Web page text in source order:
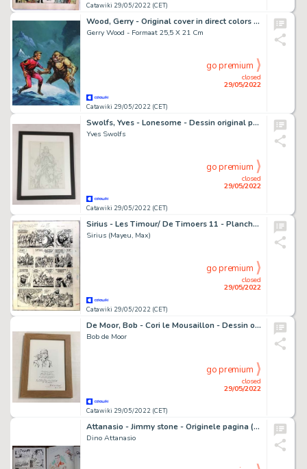
Catawiki 29/05/2022 (CET)
Wood, Gerry - Original cover in direct colors - The Trigan Empire / Trigië / L'empire de Trigan - (1985)
Gerry Wood - Formaat 25,5 X 21 Cm
Catawiki 29/05/2022 (CET)
closed
29/05/2022
go premium
Swolfs, Yves - Lonesome - Dessin original pour un Ex-libris - (2020)
Yves Swolfs
Catawiki 29/05/2022 (CET)
closed
29/05/2022
go premium
Sirius - Les Timour/ De Timoers 11 - Planche originale grande format / Grote originele pagina (p.43) - La francisque et le cimeterre / De strijdbijl en het kromzwaard - Page volante - (1959/1960)
Sirius (Mayeu, Max)
Catawiki 29/05/2022 (CET)
closed
29/05/2022
go premium
De Moor, Bob - Cori le Mousaillon - Dessin original - Hommage Ã A.P. DuchÃ¢teau et anniversaire de Ric Hochet - (1991)
Bob de Moor
Catawiki 29/05/2022 (CET)
closed
29/05/2022
go premium
Attanasio - Jimmy stone - Originele pagina (p.37) - Operatie Valstrik (Dispositif Guet-apens) - inclusief grootformaat linnen album met 4x dédicace - Cartonné - EO - (1987)
Dino Attanasio